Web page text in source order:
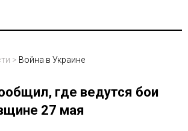
> Война в Украине
где ведутся бои
27 мая